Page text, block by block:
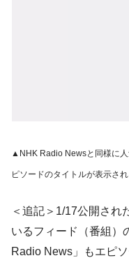
▲NHK Radio Newsと同様に
ピソードのタイトルが表示さ
＜追記＞1/17公開され
いるフィード（番組）
Radio News」もエピ